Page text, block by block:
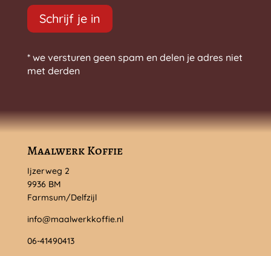
Schrijf je in
* we versturen geen spam en delen je adres niet
met derden
Maalwerk Koffie
Ijzerweg 2
9936 BM
Farmsum/Delfzijl
info@maalwerkkoffie.nl
06-41490413